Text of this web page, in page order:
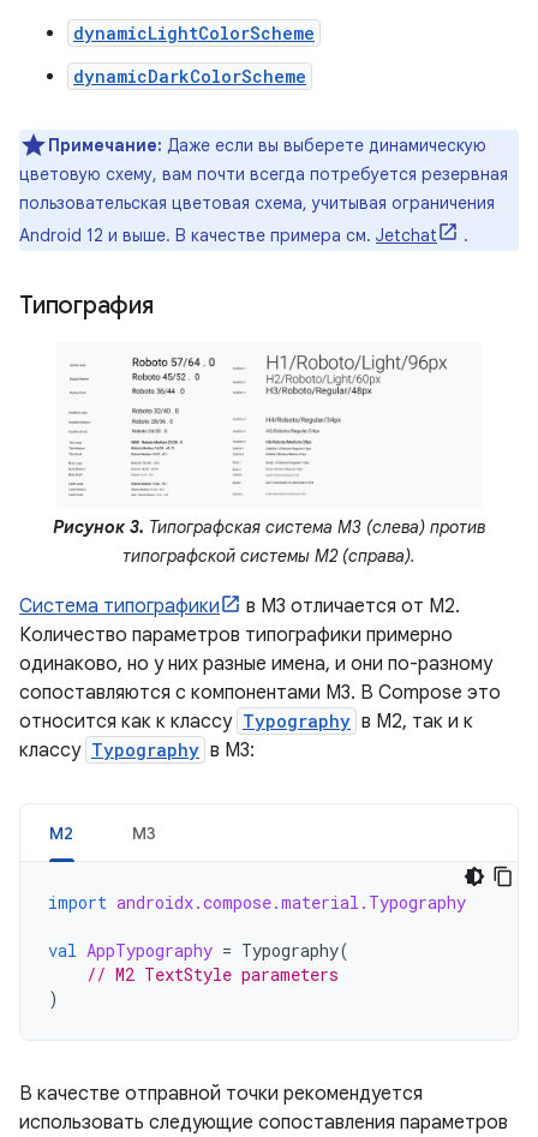
dynamicLightColorScheme
dynamicDarkColorScheme
Примечание: Даже если вы выберете динамическую
цветовую схему, вам почти всегда потребуется резервная
пользовательская цветовая схема, учитывая ограничения
Android 12 и выше. В качестве примера см. Jetchat .
Типография
Рисунок 3. Типографская система M3 (слева) против
типографской системы M2 (справа).
Система типографики
в M3 отличается от M2.
Количество параметров типографики примерно
одинаково, но у них разные имена, и они по-разному
сопоставляются с компонентами M3. В Compose это
относится как к классу Typography в M2, так и к
классу Typography в M3:
М2 М3
import androidx.compose.material.Typography
val AppTypography = Typography(
// M2 TextStyle parameters
)
В качестве отправной точки рекомендуется
использовать следующие сопоставления параметров